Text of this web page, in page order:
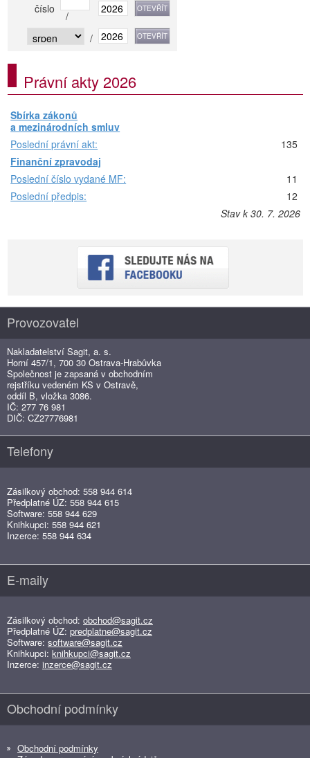
číslo
/
/
Právní akty 2026
Sbírka zákonů
a mezinárodních smluv
Poslední právní akt:
135
Finanční zpravodaj
Poslední číslo vydané MF:
11
Poslední předpis:
12
Stav k 30. 7. 2026
Provozovatel
Nakladatelství Sagit, a. s.
Horní 457/1, 700 30 Ostrava-Hrabůvka
Společnost je zapsaná v obchodním
rejstříku vedeném KS v Ostravě,
oddíl B, vložka 3086.
IČ: 277 76 981
DIČ: CZ27776981
Telefony
Zásilkový obchod: 558 944 614
Předplatné ÚZ: 558 944 615
Software: 558 944 629
Knihkupci: 558 944 621
Inzerce: 558 944 634
E-maily
Zásilkový obchod: obchod@sagit.cz
Předplatné ÚZ: predplatne@sagit.cz
Software: software@sagit.cz
Knihkupci: knihkupci@sagit.cz
Inzerce: inzerce@sagit.cz
Obchodní podmínky
Obchodní podmínky